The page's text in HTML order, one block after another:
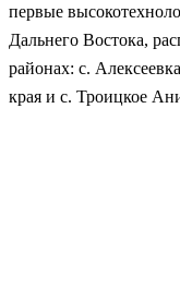
первые
Дальнего Востока,
районах: с.
края и с. Троицкое